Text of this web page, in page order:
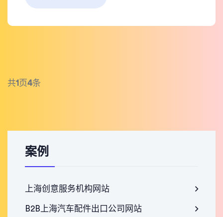
共1 页4条
案例
上海创意服务机构网站
B2B上海汽车配件出口公司网站